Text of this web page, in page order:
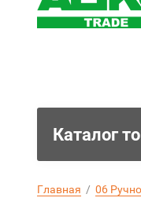
Каталог
Главная
  /
06